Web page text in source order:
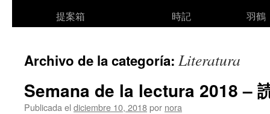
提案箱
時記
羽鶴
Archivo de la categoría: Literatura
Semana de la lectura 2018 –
Publicada el diciembre 10, 2018por nora